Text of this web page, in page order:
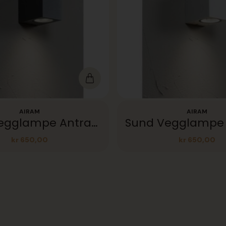
AIRAM
Sund Vegglampe Antrasitt IP44
kr 650,00
AIRAM
kr 650,00